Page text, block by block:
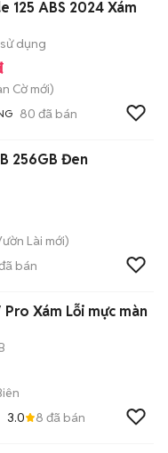
125 ABS 2024 Xám
dụng
Cờmới)
80 đã bán
256GB Đen
Lài mới)
bán
Xám Lỗi mực màn
3.0 8 đã bán